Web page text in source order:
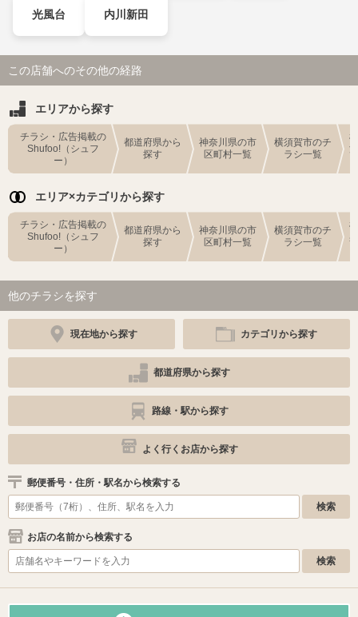
光風台 内川新田
この店舗へのその他の経路
エリアから探す
チラシ・広告掲載の
Shufoo!（シュフ
ー）
都道府県から
探す
神奈川県の市
区町村一覧
横須賀市のチ
ラシ一覧
エリア×カテゴリから探す
チラシ・広告掲載の
Shufoo!（シュフ
ー）
都道府県から
探す
神奈川県の市
区町村一覧
横須賀市のチ
ラシ一覧
他のチラシを探す
現在地から探す カテゴリから探す
都道府県から探す
路線・駅から探す
よく行くお店から探す
郵便番号・住所・駅名から検索する
お店の名前から検索する